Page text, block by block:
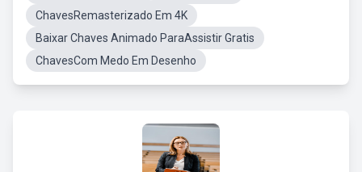
ChavesRemasterizado Em 4K
Baixar Chaves Animado ParaAssistir Gratis
ChavesCom Medo Em Desenho